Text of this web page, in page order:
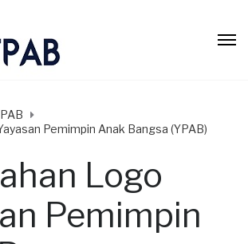
Pemimpin Anak Bangsa (YPAB)
Logo
Pemimpin